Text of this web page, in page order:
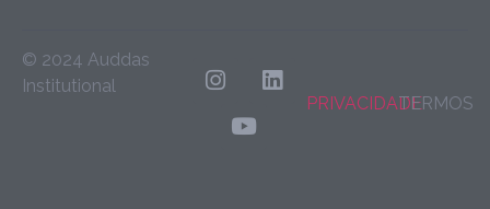
© 2024 Auddas
Institutional
PRIVACIDADETERMOS